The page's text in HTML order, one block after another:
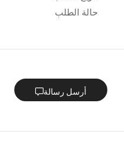
حالة الطلب
أرسل رسالة